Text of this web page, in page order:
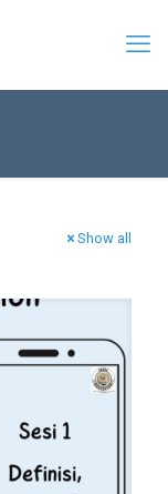
Show all